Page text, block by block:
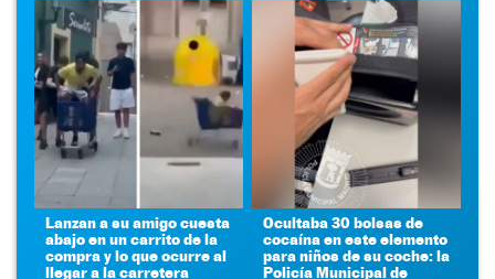
Lanzan a su amigo cuesta
abajo en un carrito de la
compra y lo que ocurre al
llegar a la carretera
Ocultaba 30 bolsas de
cocaína en este elemento
para niños de su coche: la
Policía Municipal de